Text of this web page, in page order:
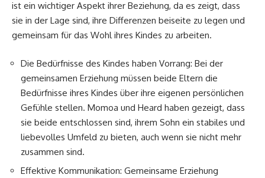
ist ein wichtiger Aspekt ihrer Beziehung, da es zeigt, dass
sie in der Lage sind, ihre Differenzen beiseite zu legen und
gemeinsam für das Wohl ihres Kindes zu arbeiten.
Die Bedürfnisse des Kindes haben Vorrang: Bei der
gemeinsamen Erziehung müssen beide Eltern die
Bedürfnisse ihres Kindes über ihre eigenen persönlichen
Gefühle stellen. Momoa und Heard haben gezeigt, dass
sie beide entschlossen sind, ihrem Sohn ein stabiles und
liebevolles Umfeld zu bieten, auch wenn sie nicht mehr
zusammen sind.
Effektive Kommunikation: Gemeinsame Erziehung